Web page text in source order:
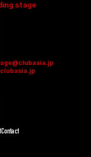
stage
Contact